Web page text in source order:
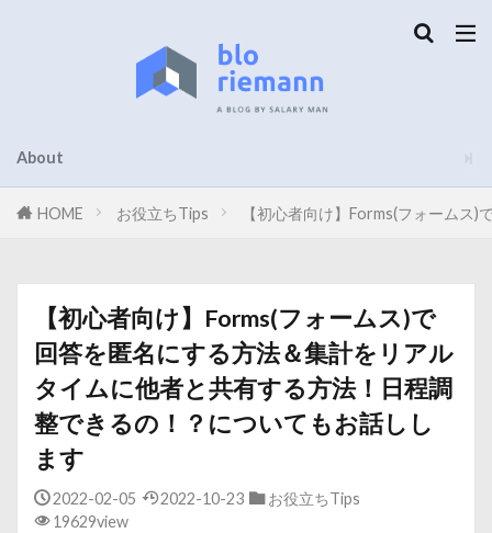
About
HOME お役立ちTips 【初心者向け】Forms(フォームス
【初心者向け】Forms(フォームス)で
回答を匿名にする方法＆集計をリアル
タイムに他者と共有する方法！日程調
整できるの！？についてもお話しし
ます
2022-02-05 2022-10-23
お役立ちTips
19629view